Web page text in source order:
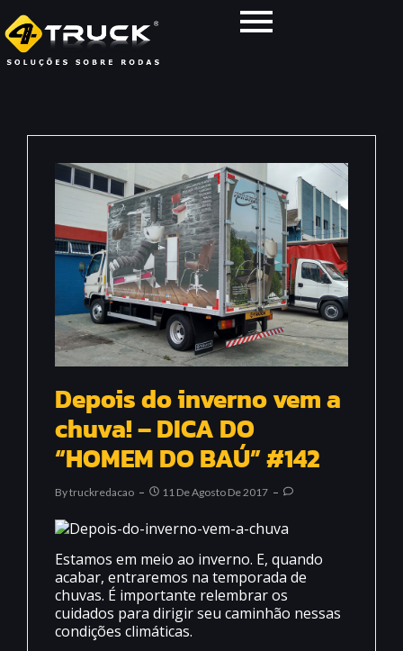
Depois do inverno vem a
chuva! – DICA DO
“HOMEM DO BAÚ” #142
ByTruckredacao 11 De Agosto De 2017
Estamos em meio ao inverno. E, quando
acabar, entraremos na temporada de
chuvas. É importante relembrar os
cuidados para dirigir seu caminhão nessas
condições climáticas.